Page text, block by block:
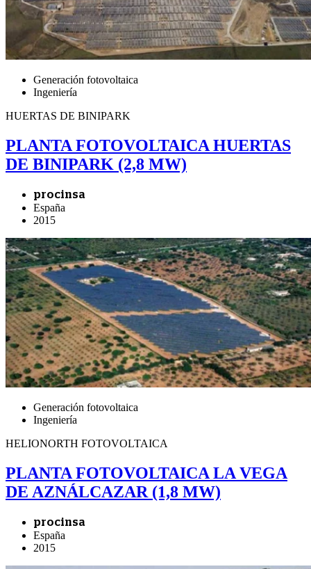
Generación fotovoltaica
Ingeniería
HUERTAS DE BINIPARK
PLANTA FOTOVOLTAICA HUERTAS
DE BINIPARK (2,8 MW)
procinsa
España
2015
Generación fotovoltaica
Ingeniería
HELIONORTH FOTOVOLTAICA
PLANTA FOTOVOLTAICA LA VEGA
DE AZNÁLCAZAR (1,8 MW)
procinsa
España
2015